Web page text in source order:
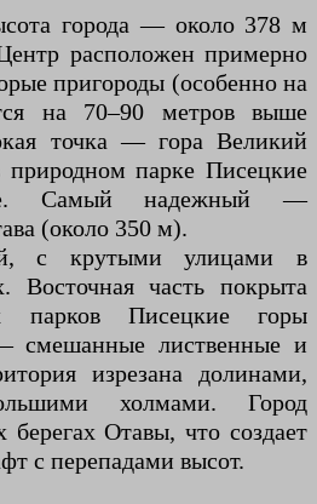
города — около 378 м
расположен примерно
пригороды (особенно на
на 70–90 метров выше
точка — гора Великий
парке Писецкие
Самый надежный —
(около 350 м).
с крутыми улицами в
Восточная часть покрыта
парков Писецкие горы
смешанные лиственные и
изрезана долинами,
холмами. Город
берегах Отавы, что создает
с перепадами высот.